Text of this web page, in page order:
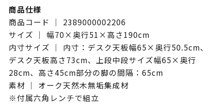
商品仕様
商品コード ｜ 2389000002206
サイズ ｜ 幅70×奥行51×高さ190cm
内寸サイズ ｜ 内寸：デスク天板幅65×奥行50.5cm、
デスク天板高さ73cm、上段中段サイズ幅65×奥行
28cm、高さ45cm部分の脚の間隔：65cm
素材 ｜ オーク天然木無垢集成材
※付属六角レンチで組立